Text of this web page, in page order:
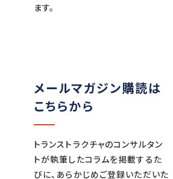
ます。
メールマガジン購読は
こちらから
トランストラクチャのコンサルタン
トが執筆したコラムを掲載するた
びに、あらかじめご登録いただいた